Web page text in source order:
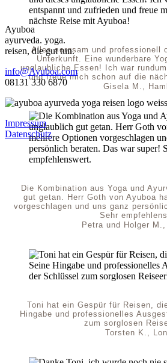
Alles sorgsam und professionell
Unterkunft. Eine wunderbare
unglaubliche Essen! Ich war
und freue mich schon auf die
Gisela M.,
Die Kombination aus Yoga und
gut getan. Herr Goth von Ayuboa
vorgeschlagen und uns ganz
Sehr
Petra und Holger
Toni hat ein Gespür für Reisen,
Hingabe und professionelles
zum sorglosen
Torsten K.,
Ayuboa
ayurveda. yoga.
reisen, die gut tun.
info@Ayuboa.com
08131 330 6870
Impressum
Datenschutz